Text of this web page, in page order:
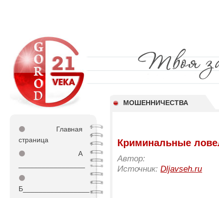
МОШЕННИЧЕСТВА
⚫
Главная
страница
⚫
А
⚫
Б_________________
Криминальные
Автор:
Источник:Dljavseh.ru